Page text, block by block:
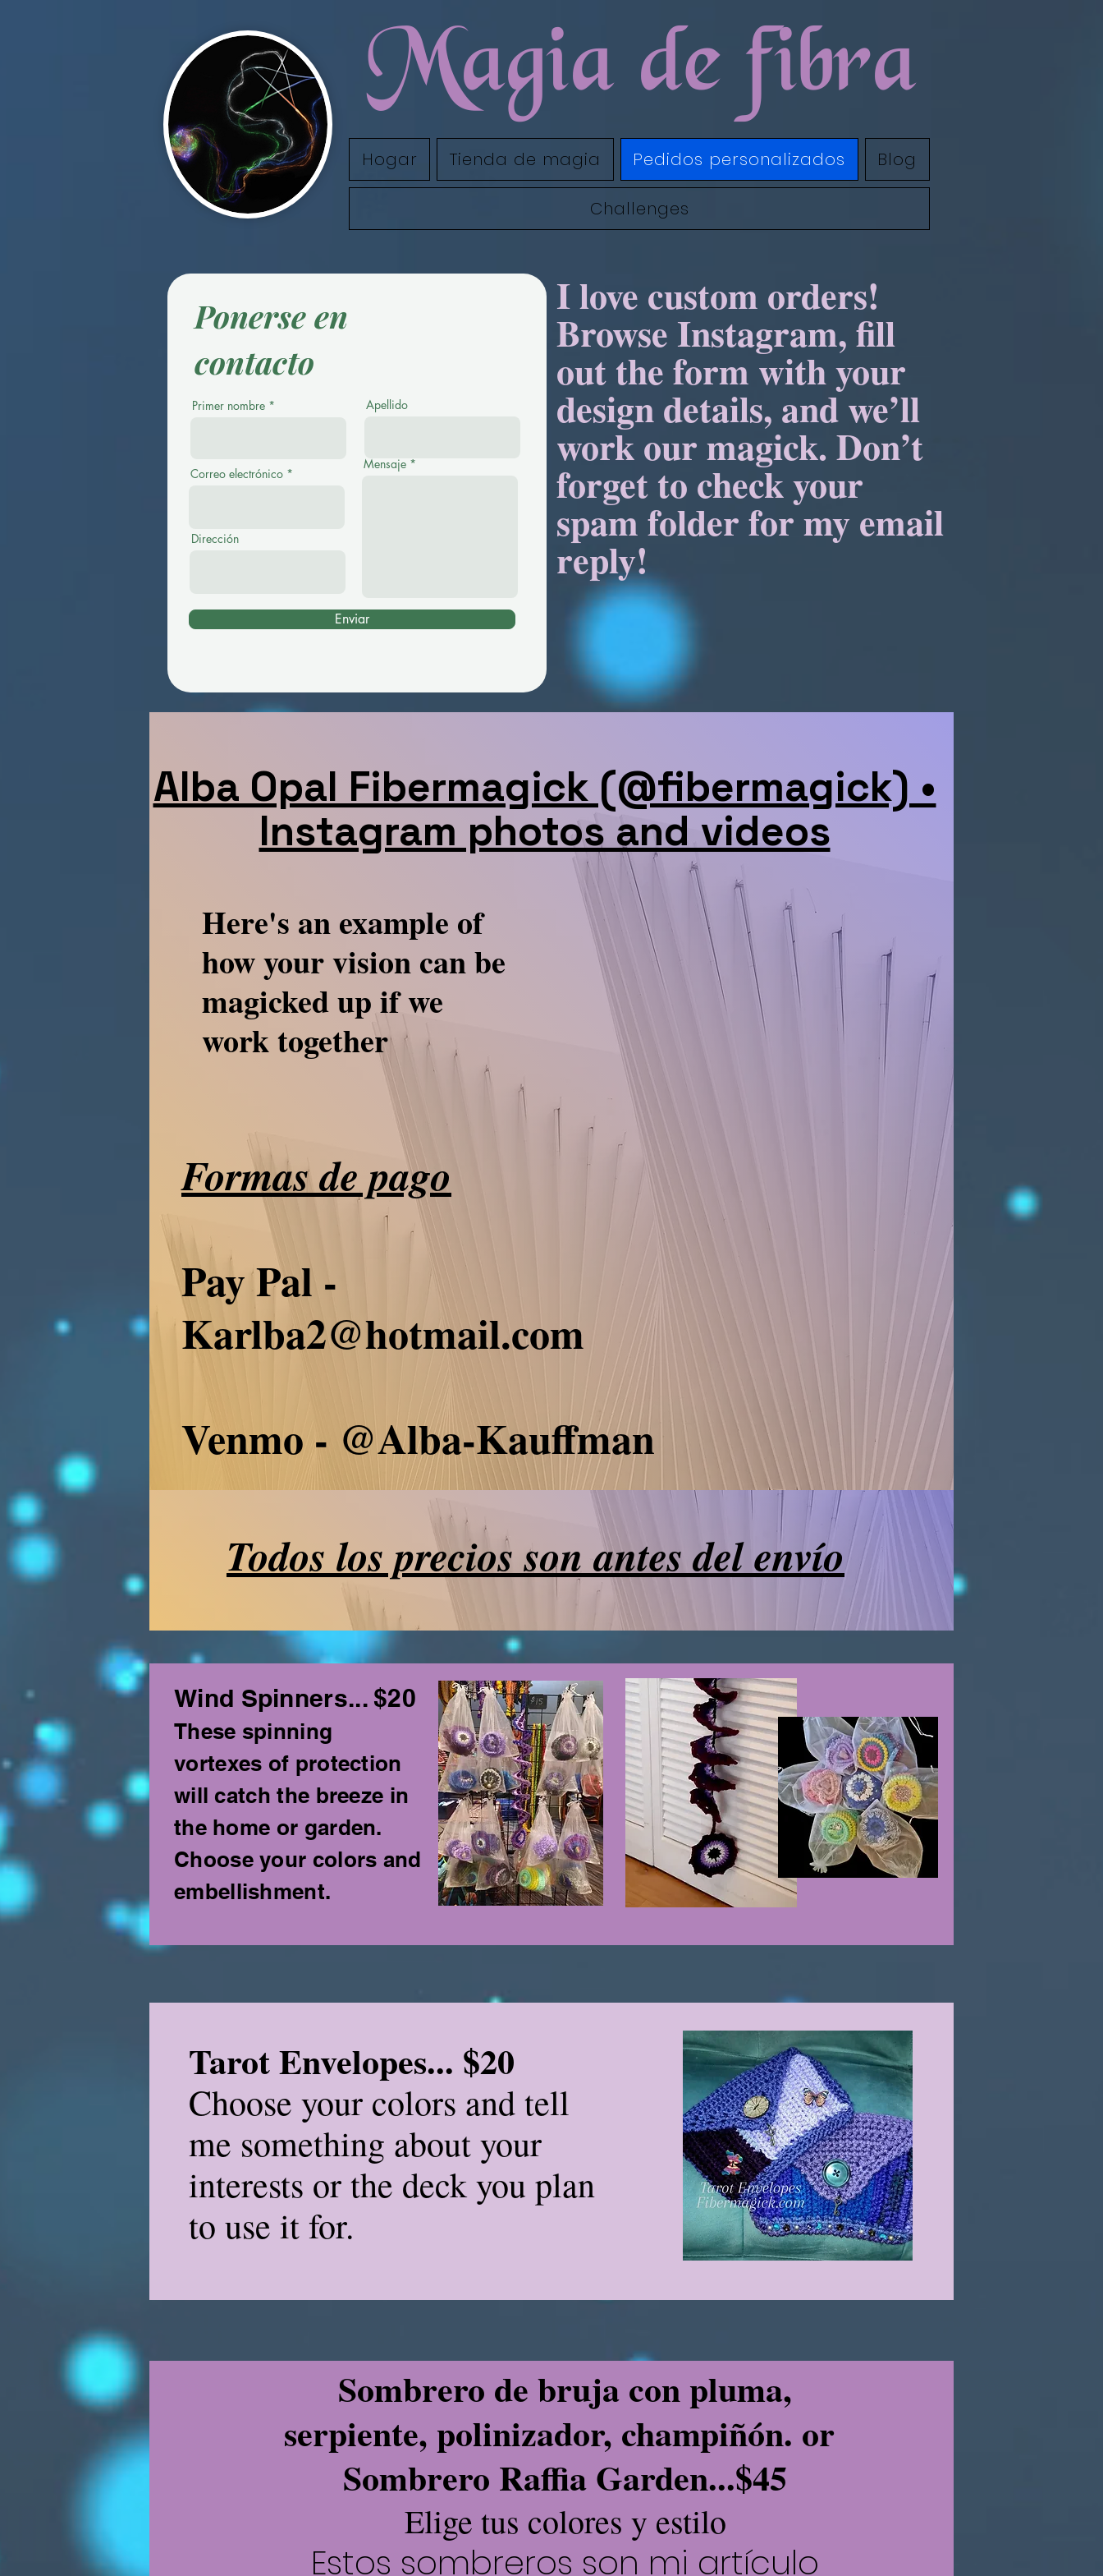
Magia de fibra
Hogar Tienda de magia Pedidos personalizados Blog
Challenges
Ponerse en
contacto
Primer nombre
Correo electrónico
Dirección
Apellido
Mensaje
Enviar
I love custom orders!
Browse Instagram, fill
out the form with your
design details, and we’ll
work our magick. Don’t
forget to check your
spam folder for my email
reply!
Alba Opal Fibermagick (@fibermagick) •
Instagram photos and videos
Here's an example of
how your vision can be
magicked up if we
work together
Formas de pago
Pay Pal -
Karlba2@hotmail.com
Venmo - @Alba-Kauffman
Todos los precios son antes del envío
Wind Spinners... $20
These spinning
vortexes of protection
will catch the breeze in
the home or garden.
Choose your colors and
embellishment.
Tarot Envelopes... $20
Choose your colors and tell
me something about your
interests or the deck you plan
to use it for.
Sombrero de bruja con pluma,
serpiente, polinizador, champiñón. or
Sombrero Raffia Garden...$45
Elige tus colores y estilo
Estos sombreros son mi artículo